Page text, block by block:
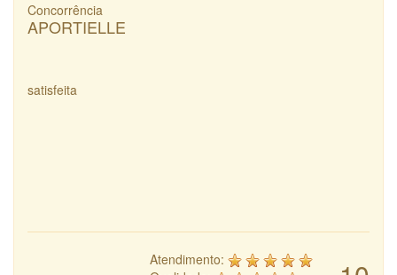
Concorrência
APORTIELLE
satisfeita
Atendimento: